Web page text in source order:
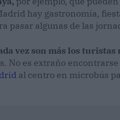
hay gastronomía,
pasar algunas de las
vez son más los
No es extraño
al centro en microbús